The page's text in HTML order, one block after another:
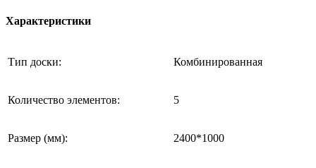
Характеристики
Тип доски: Комбинированная
Количество элементов: 5
Размер (мм): 2400*1000